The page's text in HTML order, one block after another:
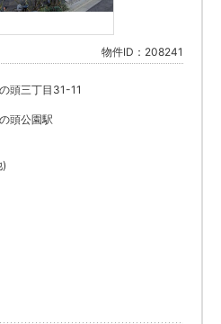
物件ID：208241
頭三丁目31-11
頭公園駅